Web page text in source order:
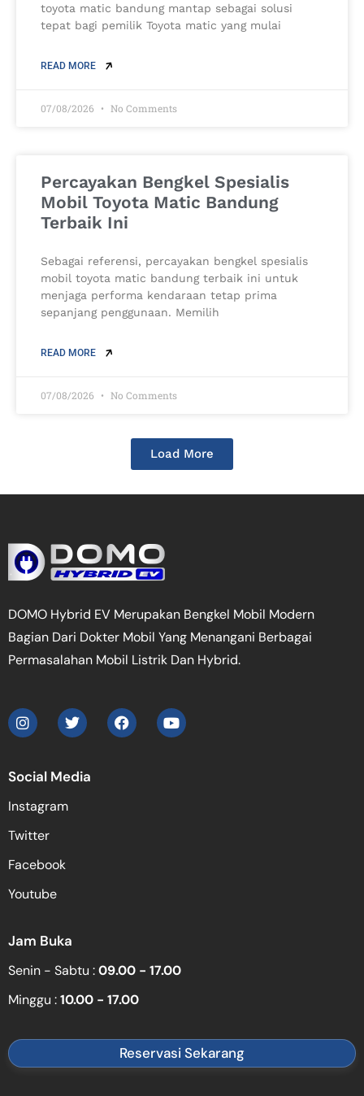
toyota matic bandung mantap sebagai solusi
tepat bagi pemilik Toyota matic yang mulai
READ MORE
07/08/2026 No Comments
Percayakan Bengkel Spesialis
Mobil Toyota Matic Bandung
Terbaik Ini
Sebagai referensi, percayakan bengkel spesialis
mobil toyota matic bandung terbaik ini untuk
menjaga performa kendaraan tetap prima
sepanjang penggunaan. Memilih
READ MORE
07/08/2026 No Comments
Load More
DOMO Hybrid EV Merupakan Bengkel Mobil Modern
Bagian Dari Dokter Mobil Yang Menangani Berbagai
Permasalahan Mobil Listrik Dan Hybrid.
Social Media
Instagram
Twitter
Facebook
Youtube
Jam Buka
Senin - Sabtu :09.00 - 17.00
Minggu :10.00 - 17.00
Reservasi Sekarang